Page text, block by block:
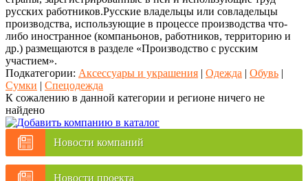
русских работников.Русские владельцы или совладельцы
производства, использующие в процессе производства что-
либо иностранное (компаньонов, работников, территорию и
др.) размещаются в разделе «Производство с русским
участием».
Подкатегории: Аксессуары и украшения | Одежда | Обувь |
Сумки | Спецодежда
К сожалению в данной категории и регионе ничего не
найдено
Новости компаний
Новости проекта